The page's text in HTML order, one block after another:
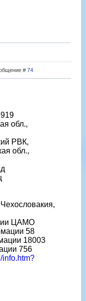
# 74
обл.,
РВК,
обл.,
ЦАМО
58
18003
756
info.htm?